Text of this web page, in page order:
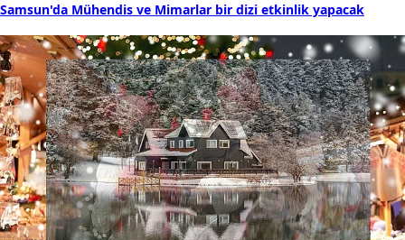
Samsun'da Mühendis ve Mimarlar bir dizi etkinlik yapacak